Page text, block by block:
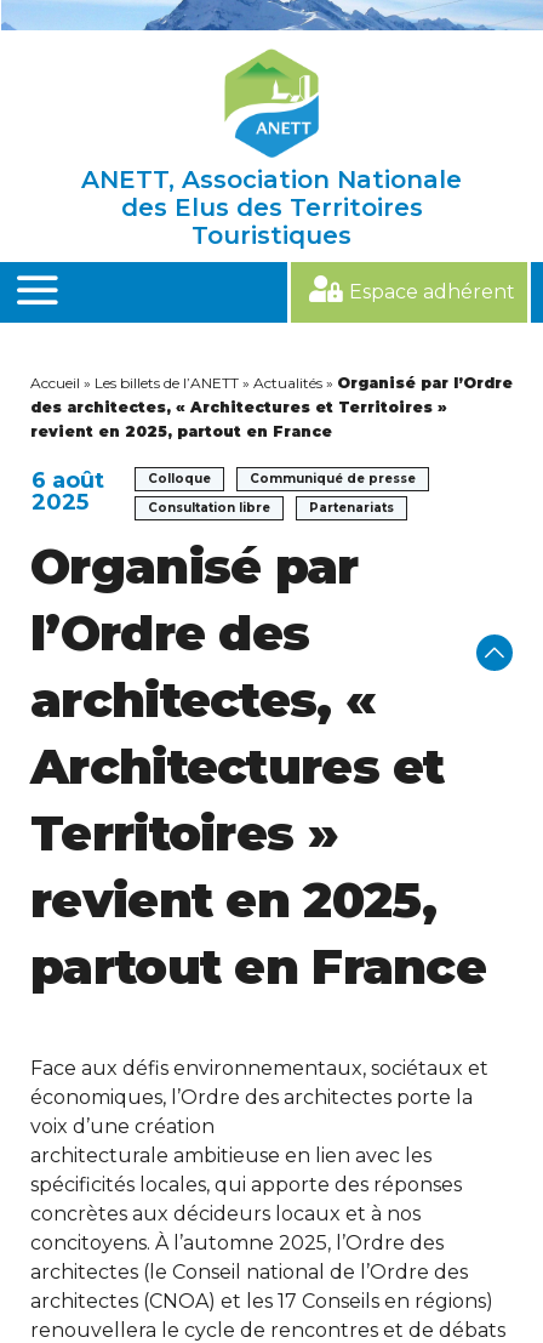
ANETT, Association Nationale
des Elus des Territoires
Touristiques
MENU
Espace adhérent
Accueil » Les billets de l’ANETT » Actualités » Organisé par l’Ordre
des architectes, « Architectures et Territoires »
revient en 2025, partout en France
6 août
2025
Colloque
Communiqué de presse
Consultation libre
Partenariats
Organisé par
l’Ordre des
architectes, «
Architectures et
Territoires »
revient en 2025,
partout en France
Face aux défis environnementaux, sociétaux et
économiques, l’Ordre des architectes porte la
voix d’une création
architecturale ambitieuse en lien avec les
spécificités locales, qui apporte des réponses
concrètes aux décideurs locaux et à nos
concitoyens. À l’automne 2025, l’Ordre des
architectes (le Conseil national de l’Ordre des
architectes (CNOA) et les 17 Conseils en régions)
renouvellera le cycle de rencontres et de débats